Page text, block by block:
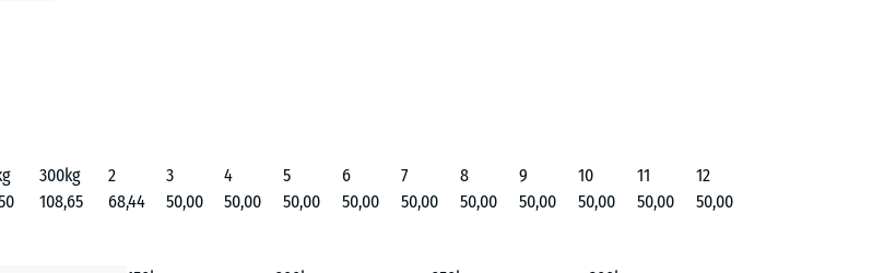
300kg 2 3 4 5 6 7 8 9 10 11
12
108,65 68,44 50,00 50,00 50,00 50,00 50,00 50,00 50,00 50,00 50,00 50,00